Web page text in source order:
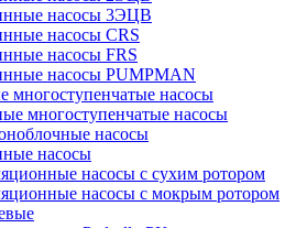
насосы 3ЭЦВ
насосы CRS
насосы FRS
насосы PUMPMAN
многоступенчатые насосы
многоступенчатые насосы
насосы
насосы
насосы с сухим ротором
насосы с мокрым ротором